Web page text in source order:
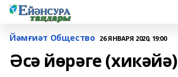
Йәмғиәт Общество 26 ЯНВАРЯ 2020, 19:00
Әсә йөрәге (хикәйә)